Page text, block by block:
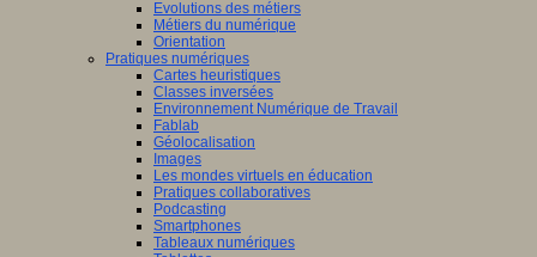
Evolutions des métiers
Métiers du numérique
Orientation
Pratiques numériques
Cartes heuristiques
Classes inversées
Environnement Numérique de Travail
Fablab
Géolocalisation
Images
Les mondes virtuels en éducation
Pratiques collaboratives
Podcasting
Smartphones
Tableaux numériques